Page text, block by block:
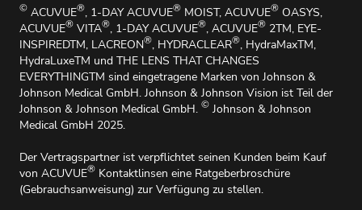
© ACUVUE®, 1-DAY ACUVUE® MOIST, ACUVUE® OASYS,
ACUVUE® VITA®, 1-DAY ACUVUE®, ACUVUE® 2TM, EYE-
INSPIREDTM, LACREON®, HYDRACLEAR®, HydraMaxTM,
HydraLuxeTM und THE LENS THAT CHANGES
EVERYTHINGTM sind eingetragene Marken von Johnson &
Johnson Medical GmbH. Johnson & Johnson Vision ist Teil der
Johnson & Johnson Medical GmbH. © Johnson & Johnson
Medical GmbH 2025.
Der Vertragspartner ist verpflichtet seinen Kunden beim Kauf
von ACUVUE® Kontaktlinsen eine Ratgeberbroschüre
(Gebrauchsanweisung) zur Verfügung zu stellen.